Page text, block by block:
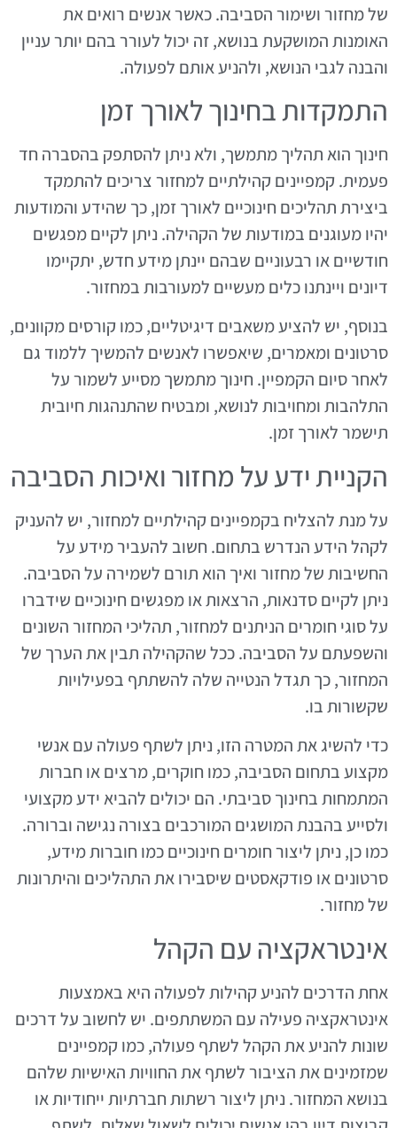
של מחזור ושימור הסביבה. כאשר אנשים רואים את
האומנות המושקעת בנושא, זה יכול לעורר בהם יותר עניין
והבנה לגבי הנושא, ולהניע אותם לפעולה.
התמקדות בחינוך לאורך זמן
חינוך הוא תהליך מתמשך, ולא ניתן להסתפק בהסברה חד
פעמית. קמפיינים קהילתיים למחזור צריכים להתמקד
ביצירת תהליכים חינוכיים לאורך זמן, כך שהידע והמודעות
יהיו מעוגנים במודעות של הקהילה. ניתן לקיים מפגשים
חודשיים או רבעוניים שבהם יינתן מידע חדש, יתקיימו
דיונים ויינתנו כלים מעשיים למעורבות במחזור.
בנוסף, יש להציע משאבים דיגיטליים, כמו קורסים מקוונים,
סרטונים ומאמרים, שיאפשרו לאנשים להמשיך ללמוד גם
לאחר סיום הקמפיין. חינוך מתמשך מסייע לשמור על
התלהבות ומחויבות לנושא, ומבטיח שהתנהגות חיובית
תישמר לאורך זמן.
הקניית ידע על מחזור ואיכות הסביבה
על מנת להצליח בקמפיינים קהילתיים למחזור, יש להעניק
לקהל הידע הנדרש בתחום. חשוב להעביר מידע על
החשיבות של מחזור ואיך הוא תורם לשמירה על הסביבה.
ניתן לקיים סדנאות, הרצאות או מפגשים חינוכיים שידברו
על סוגי חומרים הניתנים למחזור, תהליכי המחזור השונים
והשפעתם על הסביבה. ככל שהקהילה תבין את הערך של
המחזור, כך תגדל הנטייה שלה להשתתף בפעילויות
שקשורות בו.
כדי להשיג את המטרה הזו, ניתן לשתף פעולה עם אנשי
מקצוע בתחום הסביבה, כמו חוקרים, מרצים או חברות
המתמחות בחינוך סביבתי. הם יכולים להביא ידע מקצועי
ולסייע בהבנת המושגים המורכבים בצורה נגישה וברורה.
כמו כן, ניתן ליצור חומרים חינוכיים כמו חוברות מידע,
סרטונים או פודקאסטים שיסבירו את התהליכים והיתרונות
של מחזור.
אינטראקציה עם הקהל
אחת הדרכים להניע קהילות לפעולה היא באמצעות
אינטראקציה פעילה עם המשתתפים. יש לחשוב על דרכים
שונות להניע את הקהל לשתף פעולה, כמו קמפיינים
שמזמינים את הציבור לשתף את החוויות האישיות שלהם
בנושא המחזור. ניתן ליצור רשתות חברתיות ייחודיות או